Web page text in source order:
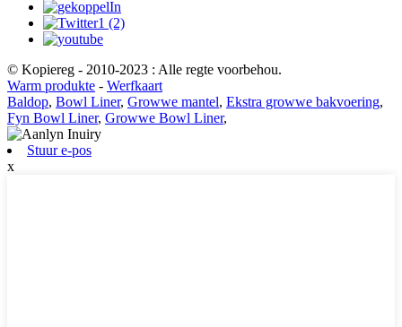
© Kopiereg - 2010-2023 : Alle regte voorbehou.
Warm produkte - Werfkaart
Baldop, Bowl Liner, Growwe mantel, Ekstra growwe bakvoering,
Fyn Bowl Liner, Growwe Bowl Liner,
Stuur e-pos
x